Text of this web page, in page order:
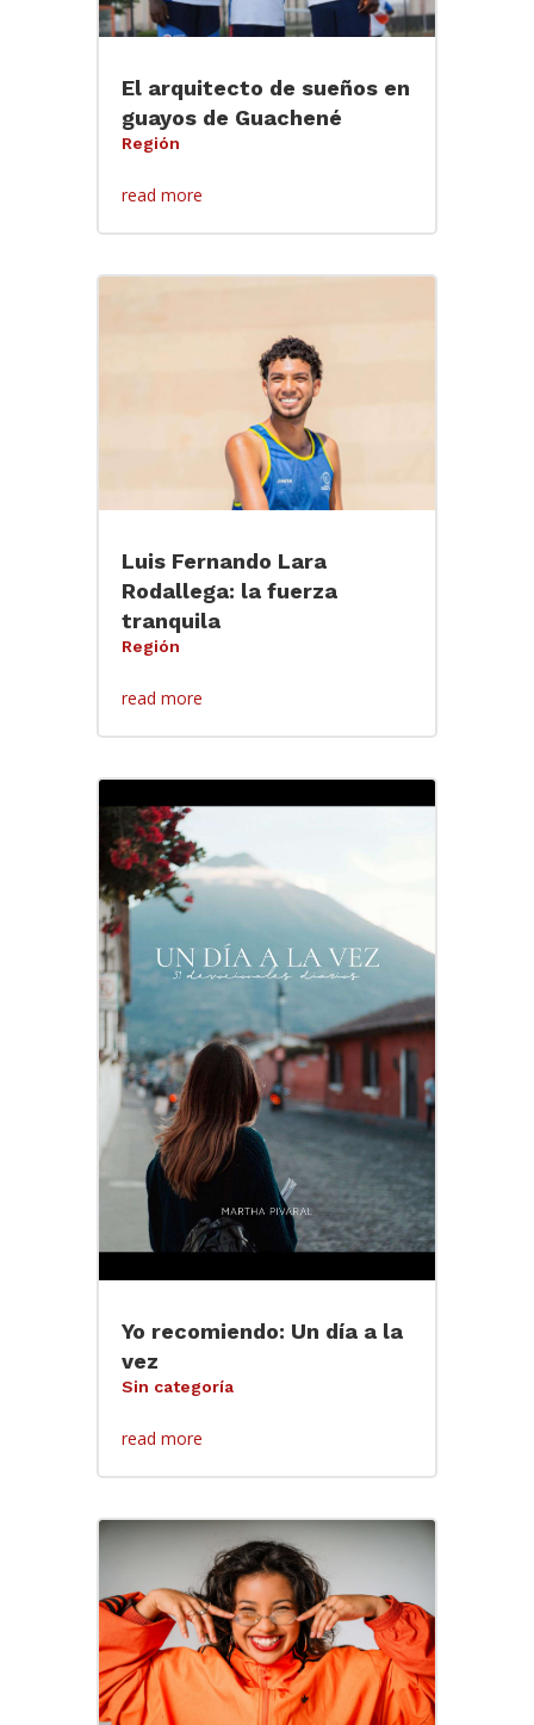
El arquitecto de sueños en
guayos de Guachené
Región
read more
Luis Fernando Lara
Rodallega: la fuerza
tranquila
Región
read more
Yo recomiendo: Un día a la
vez
Sin categoría
read more